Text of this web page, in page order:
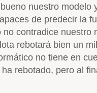
nuestro modelo
de predecir la
contradice nuestro
rebotará bien un
no tiene en
rebotado, pero al